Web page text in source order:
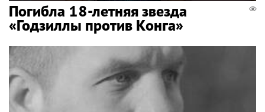
Погибла 18-летняя звезда
«Годзиллы против Конга»